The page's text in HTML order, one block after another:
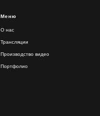
Меню
О нас
Трансляции
Производство видео
Портфолио